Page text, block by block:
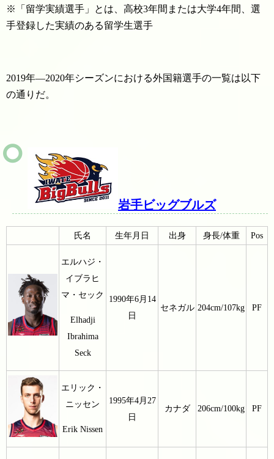
※「留学実績選手」とは、高校3年間または大学4年間、選
手登録した実績のある留学生選手
2019年―2020年シーズンにおける外国籍選手の一覧は以下
の通りだ。
岩手ビッグブルズ
氏名 生年月日 出身 身長/体重 Pos
エルハジ・
イブラヒ
マ・セック
Elhadji
Ibrahima
Seck
1990年6月14
日
セネガル 204cm/107kg PF
エリック・
ニッセン
Erik Nissen
1995年4月27
日
カナダ 206cm/100kg PF